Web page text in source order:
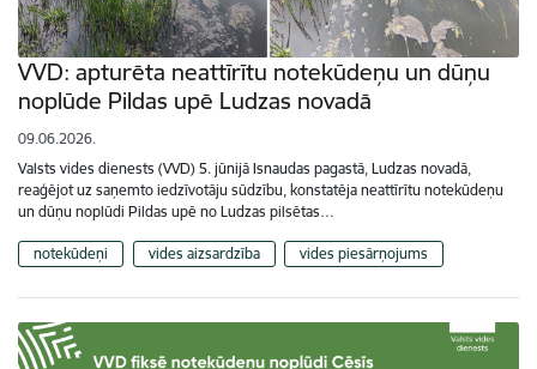
VVD: apturēta neattīrītu notekūdeņu un dūņu
noplūde Pildas upē Ludzas novadā
09.06.2026.
Valsts vides dienests (VVD) 5. jūnijā Isnaudas pagastā, Ludzas novadā,
reaģējot uz saņemto iedzīvotāju sūdzību, konstatēja neattīrītu notekūdeņu
un dūņu noplūdi Pildas upē no Ludzas pilsētas…
notekūdeņi vides aizsardzība vides piesārņojums